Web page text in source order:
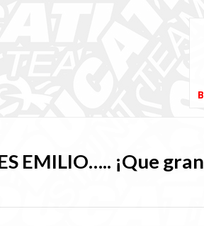
EMILIO….. ¡Que gran